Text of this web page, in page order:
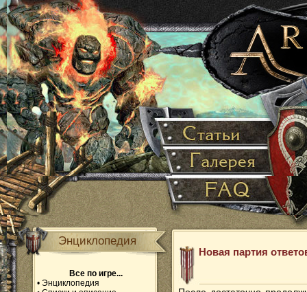
Энциклопедия
Все по игре...
• Энциклопедия
Новая партия